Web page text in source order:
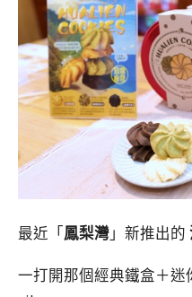
最近 「鳳梨灣」新推出的
一打開那個經典鐵盒＋